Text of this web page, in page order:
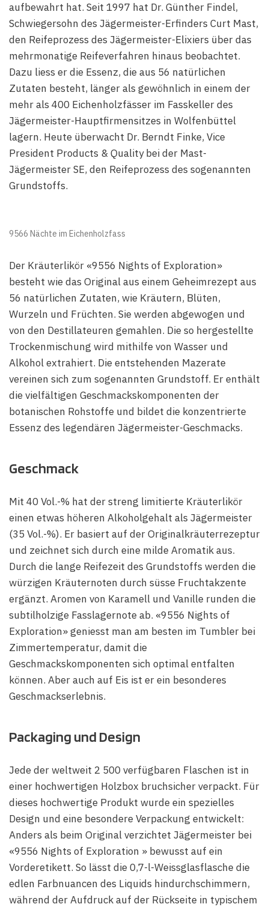
aufbewahrt hat. Seit 1997 hat Dr. Günther Findel,
Schwiegersohn des Jägermeister-Erfinders Curt Mast,
den Reifeprozess des Jägermeister-Elixiers über das
mehrmonatige Reifeverfahren hinaus beobachtet.
Dazu liess er die Essenz, die aus 56 natürlichen
Zutaten besteht, länger als gewöhnlich in einem der
mehr als 400 Eichenholzfässer im Fasskeller des
Jägermeister-Hauptfirmensitzes in Wolfenbüttel
lagern. Heute überwacht Dr. Berndt Finke, Vice
President Products & Quality bei der Mast-
Jägermeister SE, den Reifeprozess des sogenannten
Grundstoffs.
9566 Nächte im Eichenholzfass
Der Kräuterlikör «9556 Nights of Exploration»
besteht wie das Original aus einem Geheimrezept aus
56 natürlichen Zutaten, wie Kräutern, Blüten,
Wurzeln und Früchten. Sie werden abgewogen und
von den Destillateuren gemahlen. Die so hergestellte
Trockenmischung wird mithilfe von Wasser und
Alkohol extrahiert. Die entstehenden Mazerate
vereinen sich zum sogenannten Grundstoff. Er enthält
die vielfältigen Geschmackskomponenten der
botanischen Rohstoffe und bildet die konzentrierte
Essenz des legendären Jägermeister-Geschmacks.
Geschmack
Mit 40 Vol.-% hat der streng limitierte Kräuterlikör
einen etwas höheren Alkoholgehalt als Jägermeister
(35 Vol.-%). Er basiert auf der Originalkräuterrezeptur
und zeichnet sich durch eine milde Aromatik aus.
Durch die lange Reifezeit des Grundstoffs werden die
würzigen Kräuternoten durch süsse Fruchtakzente
ergänzt. Aromen von Karamell und Vanille runden die
subtilholzige Fasslagernote ab. «9556 Nights of
Exploration» geniesst man am besten im Tumbler bei
Zimmertemperatur, damit die
Geschmackskomponenten sich optimal entfalten
können. Aber auch auf Eis ist er ein besonderes
Geschmackserlebnis.
Packaging und Design
Jede der weltweit 2 500 verfügbaren Flaschen ist in
einer hochwertigen Holzbox bruchsicher verpackt. Für
dieses hochwertige Produkt wurde ein spezielles
Design und eine besondere Verpackung entwickelt:
Anders als beim Original verzichtet Jägermeister bei
«9556 Nights of Exploration » bewusst auf ein
Vorderetikett. So lässt die 0,7-l-Weissglasflasche die
edlen Farbnuancen des Liquids hindurchschimmern,
während der Aufdruck auf der Rückseite in typischem